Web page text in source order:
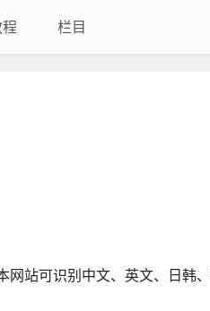
栏目
站可识别中文、英文、日韩